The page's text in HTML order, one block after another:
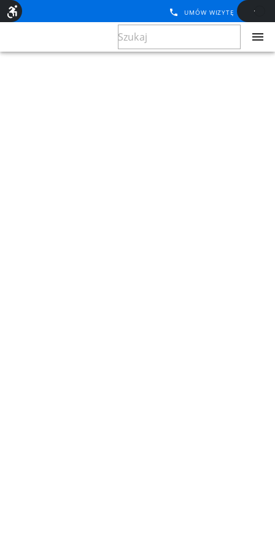
UMÓW WIZYTĘ